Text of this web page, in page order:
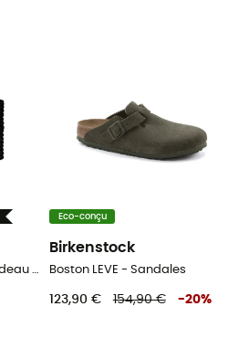
Knitted Headband - Bandeau femme
Eco-conçu
Birkenstock
Boston LEVE - Sandales
123,90 € 154,90 € -20%